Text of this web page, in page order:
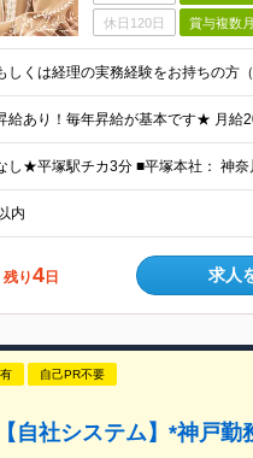
休日120日 賞与複数月
内
残り4 日 求人
自己PR不要
自社システム】*神戸